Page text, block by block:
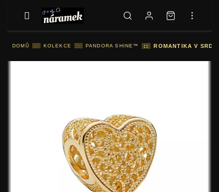
DOMŮ :: KOLEKCE :: PANDORA SHINE™ :: ROMANTIKA V